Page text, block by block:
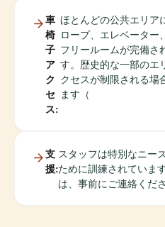
車
椅
子
ア
ク
セ
ス:
ほとんどの公共エリア
ロープ、エレベーター
フリールームが完備さ
す。歴史的な一部のエ
クセスが制限される場
ます（
支
援:
スタッフは特別なニー
ために訓練されていま
は、事前にご連絡くださ